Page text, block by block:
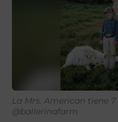
La Mrs. American tiene
@ballerinafarm